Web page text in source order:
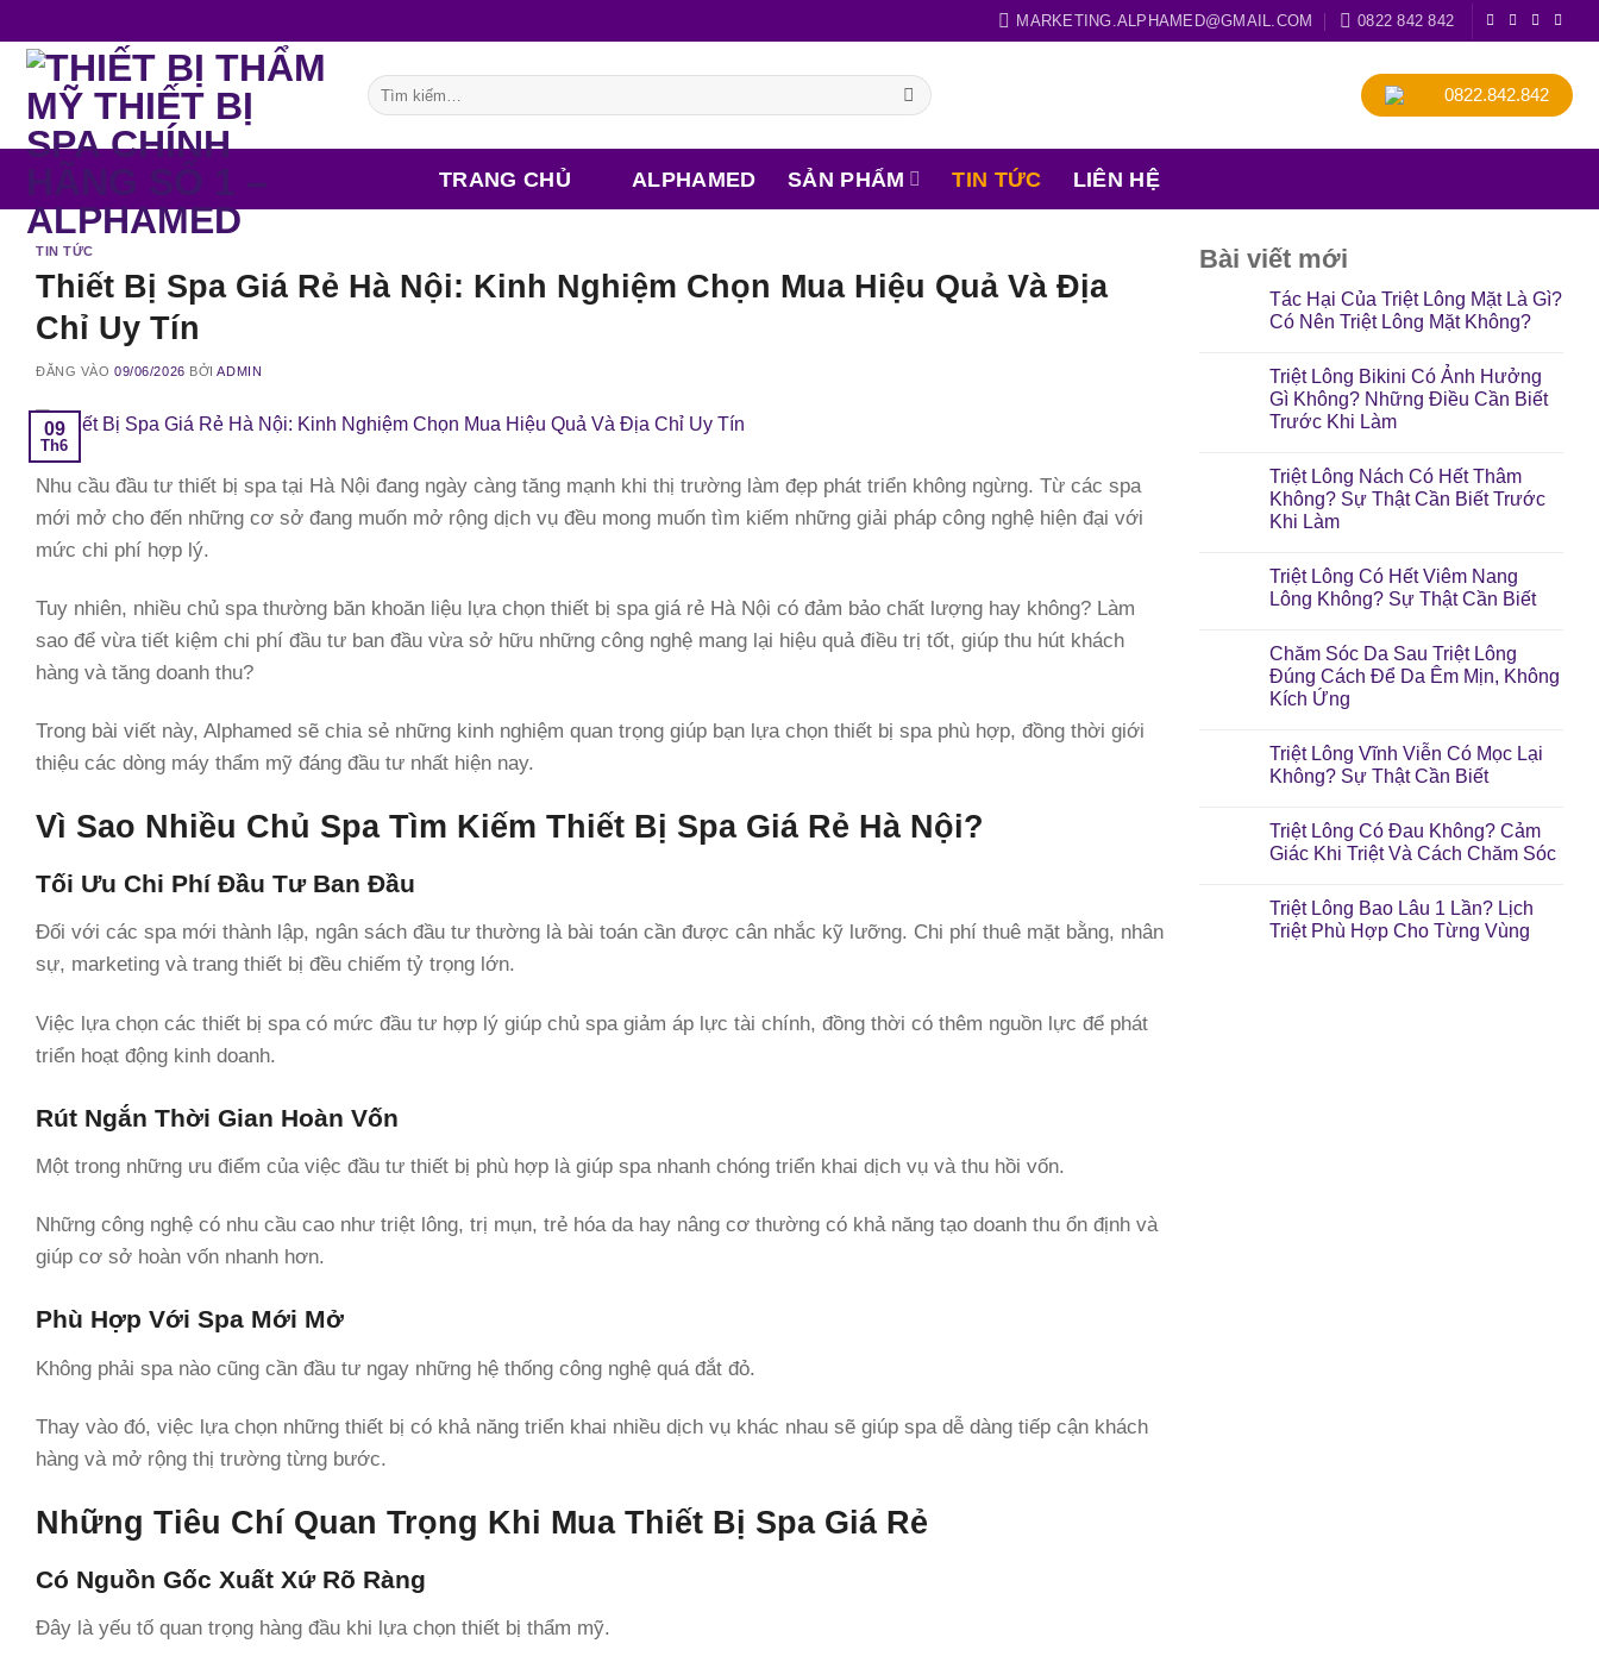
qua
dung
MARKETING.ALPHAMED@GMAIL.COM 0822 842 842
Tìm
kiếm:
0822.842.842
TRANG CHỦ ALPHAMED SẢN PHẨM TIN TỨC LIÊN HỆ
TIN TỨC
Thiết Bị Spa Giá Rẻ Hà Nội: Kinh Nghiệm Chọn Mua Hiệu Quả Và Địa
Chỉ Uy Tín
ĐĂNG VÀO09/06/2026 BỞIADMIN
09
Th6
Nhu cầu đầu tư thiết bị spa tại Hà Nội đang ngày càng tăng mạnh khi thị trường làm đẹp phát triển không ngừng. Từ các spa
mới mở cho đến những cơ sở đang muốn mở rộng dịch vụ đều mong muốn tìm kiếm những giải pháp công nghệ hiện đại với
mức chi phí hợp lý.
Tuy nhiên, nhiều chủ spa thường băn khoăn liệu lựa chọn thiết bị spa giá rẻ Hà Nội có đảm bảo chất lượng hay không? Làm
sao để vừa tiết kiệm chi phí đầu tư ban đầu vừa sở hữu những công nghệ mang lại hiệu quả điều trị tốt, giúp thu hút khách
hàng và tăng doanh thu?
Trong bài viết này, Alphamed sẽ chia sẻ những kinh nghiệm quan trọng giúp bạn lựa chọn thiết bị spa phù hợp, đồng thời giới
thiệu các dòng máy thẩm mỹ đáng đầu tư nhất hiện nay.
Vì Sao Nhiều Chủ Spa Tìm Kiếm Thiết Bị Spa Giá Rẻ Hà Nội?
Tối Ưu Chi Phí Đầu Tư Ban Đầu
Đối với các spa mới thành lập, ngân sách đầu tư thường là bài toán cần được cân nhắc kỹ lưỡng. Chi phí thuê mặt bằng, nhân
sự, marketing và trang thiết bị đều chiếm tỷ trọng lớn.
Việc lựa chọn các thiết bị spa có mức đầu tư hợp lý giúp chủ spa giảm áp lực tài chính, đồng thời có thêm nguồn lực để phát
triển hoạt động kinh doanh.
Rút Ngắn Thời Gian Hoàn Vốn
Một trong những ưu điểm của việc đầu tư thiết bị phù hợp là giúp spa nhanh chóng triển khai dịch vụ và thu hồi vốn.
Những công nghệ có nhu cầu cao như triệt lông, trị mụn, trẻ hóa da hay nâng cơ thường có khả năng tạo doanh thu ổn định và
giúp cơ sở hoàn vốn nhanh hơn.
Phù Hợp Với Spa Mới Mở
Không phải spa nào cũng cần đầu tư ngay những hệ thống công nghệ quá đắt đỏ.
Thay vào đó, việc lựa chọn những thiết bị có khả năng triển khai nhiều dịch vụ khác nhau sẽ giúp spa dễ dàng tiếp cận khách
hàng và mở rộng thị trường từng bước.
Những Tiêu Chí Quan Trọng Khi Mua Thiết Bị Spa Giá Rẻ
Có Nguồn Gốc Xuất Xứ Rõ Ràng
Đây là yếu tố quan trọng hàng đầu khi lựa chọn thiết bị thẩm mỹ.
Bài viết mới
Tác Hại Của Triệt Lông Mặt Là Gì?
Có Nên Triệt Lông Mặt Không?
Triệt Lông Bikini Có Ảnh Hưởng
Gì Không? Những Điều Cần Biết
Trước Khi Làm
Triệt Lông Nách Có Hết Thâm
Không? Sự Thật Cần Biết Trước
Khi Làm
Triệt Lông Có Hết Viêm Nang
Lông Không? Sự Thật Cần Biết
Chăm Sóc Da Sau Triệt Lông
Đúng Cách Để Da Êm Mịn, Không
Kích Ứng
Triệt Lông Vĩnh Viễn Có Mọc Lại
Không? Sự Thật Cần Biết
Triệt Lông Có Đau Không? Cảm
Giác Khi Triệt Và Cách Chăm Sóc
Triệt Lông Bao Lâu 1 Lần? Lịch
Triệt Phù Hợp Cho Từng Vùng